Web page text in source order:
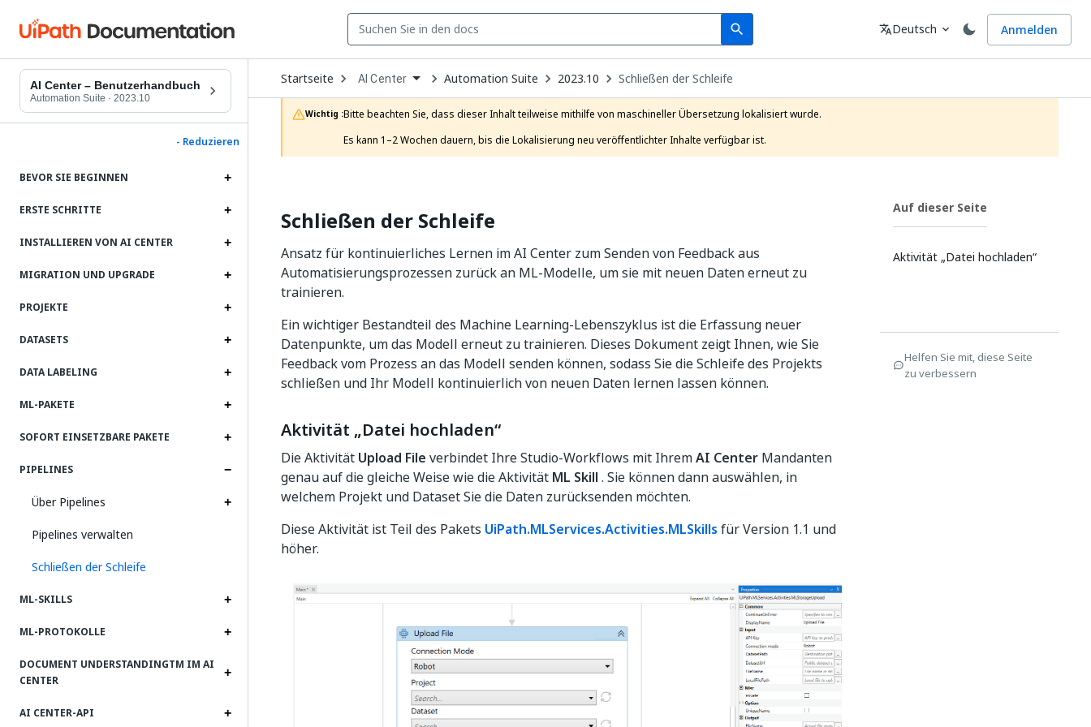
search
Search Sprache
translateDeutsch expand_more Anmelden
AI Center – Benutzerhandbuch
Automation Suite · 2023.10
- Reduzieren
BEVOR SIE BEGINNEN
ERSTE SCHRITTE
INSTALLIEREN VON AI CENTER
MIGRATION UND UPGRADE
PROJEKTE
DATASETS
DATA LABELING
ML-PAKETE
SOFORT EINSETZBARE PAKETE
PIPELINES
Über Pipelines
Pipelines verwalten
Schließen der Schleife
ML-SKILLS
ML-PROTOKOLLE
DOCUMENT UNDERSTANDINGTM IM AI
CENTER
AI CENTER-API
Startseite Open
Dropdown
to
choose
product
AI Center Automation Suite 2023.10 Schließen der Schleife
Wichtig :Bitte beachten Sie, dass dieser Inhalt teilweise mithilfe von maschineller Übersetzung lokalisiert wurde.
Es kann 1–2 Wochen dauern, bis die Lokalisierung neu veröffentlichter Inhalte verfügbar ist.
Schließen der Schleife
Ansatz für kontinuierliches Lernen im AI Center zum Senden von Feedback aus
Automatisierungsprozessen zurück an ML-Modelle, um sie mit neuen Daten erneut zu
trainieren.
Ein wichtiger Bestandteil des Machine Learning-Lebenszyklus ist die Erfassung neuer
Datenpunkte, um das Modell erneut zu trainieren. Dieses Dokument zeigt Ihnen, wie Sie
Feedback vom Prozess an das Modell senden können, sodass Sie die Schleife des Projekts
schließen und Ihr Modell kontinuierlich von neuen Daten lernen lassen können.
Aktivität „Datei hochladen“
Die Aktivität Upload File verbindet Ihre Studio-Workflows mit IhremAI Center Mandanten
genau auf die gleiche Weise wie die Aktivität ML Skill . Sie können dann auswählen, in
welchem Projekt und Dataset Sie die Daten zurücksenden möchten.
Diese Aktivität ist Teil des Pakets UiPath.MLServices.Activities.MLSkills für Version 1.1 und
höher.
Auf dieser Seite
Aktivität „Datei hochladen“
Helfen Sie mit, diese Seite
zu verbessern